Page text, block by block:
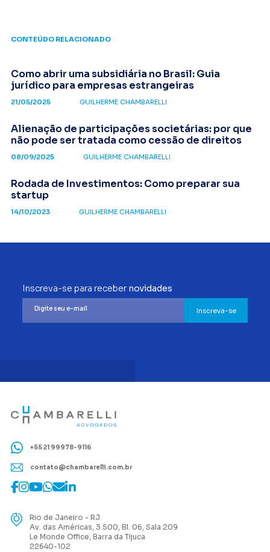
CONTEÚDO RELACIONADO
Como abrir uma subsidiária no Brasil: Guia
jurídico para empresas estrangeiras
21/05/2025 GUILHERME CHAMBARELLI
Alienação de participações societárias: por que
não pode ser tratada como cessão de direitos
08/09/2025 GUILHERME CHAMBARELLI
Rodada de Investimentos: Como preparar sua
startup
14/10/2023 GUILHERME CHAMBARELLI
Inscreva-se para receber novidades
Inscreva-se
+55 21 99978-9116
contato@chambarelli.com.br
Rio de Janeiro - RJ
Av. das Américas, 3.500, Bl. 06, Sala 209
Le Monde Office, Barra da Tijuca
22640-102